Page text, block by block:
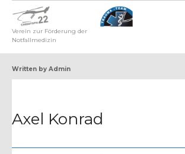
Verein zur Förderung der
Notfallmedizin
Written by Admin
Axel Konrad